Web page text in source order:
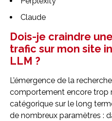
Claude
Dois-je craindre
trafic sur mon site
LLM ?
L’émergence de la
comportement encore trop
catégorique sur le long
de nombreux paramètres :